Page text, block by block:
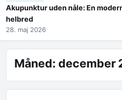
Akupunktur uden nåle: En
helbred
28. maj 2026
Måned: december